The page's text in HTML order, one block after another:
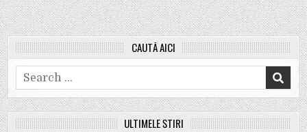
CAUTĂ AICI
Search
for:
ULTIMELE ȘTIRI